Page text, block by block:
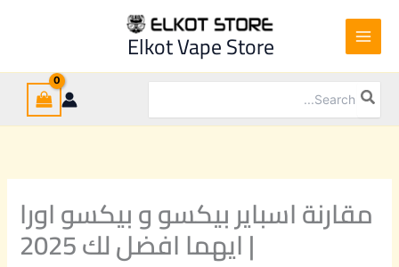
content
Elkot Vape Store
Search
for:
مقارنة اسباير بيكسو و بيكسو اورا
| ايهما افضل لك 2025
g
n
p
r
i
u
r
r
n
r
c
s
p
i
r
e
P
i
A